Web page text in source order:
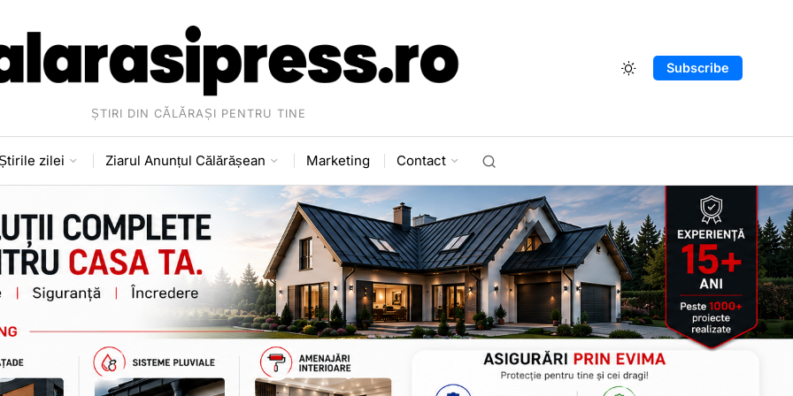
ȘTIRI DIN CĂLĂRAȘI PENTRU TINE
Subscribe
zilei Ziarul Anunțul Călărășean Marketing Contact